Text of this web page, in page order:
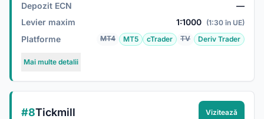
Depozit ECN
—
Levier maxim
1:1000 (1:30 în UE)
Platforme MT4 MT5 cTrader TV Deriv Trader
Mai multe detalii
#8Tickmill Vizitează